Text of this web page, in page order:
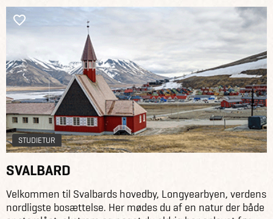
STUDIETUR
SVALBARD
Velkommen til Svalbards hovedby, Longyearbyen, verdens
nordligste bosættelse. Her mødes du af en natur der både